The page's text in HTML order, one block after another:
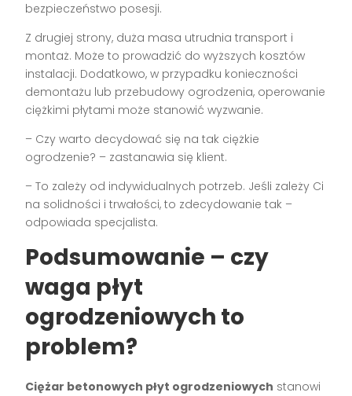
bezpieczeństwo posesji.
Z drugiej strony, duża masa utrudnia transport i
montaż. Może to prowadzić do wyższych kosztów
instalacji. Dodatkowo, w przypadku konieczności
demontażu lub przebudowy ogrodzenia, operowanie
ciężkimi płytami może stanowić wyzwanie.
– Czy warto decydować się na tak ciężkie
ogrodzenie? – zastanawia się klient.
– To zależy od indywidualnych potrzeb. Jeśli zależy Ci
na solidności i trwałości, to zdecydowanie tak –
odpowiada specjalista.
Podsumowanie – czy
waga płyt
ogrodzeniowych to
problem?
Ciężar betonowych płyt ogrodzeniowych stanowi